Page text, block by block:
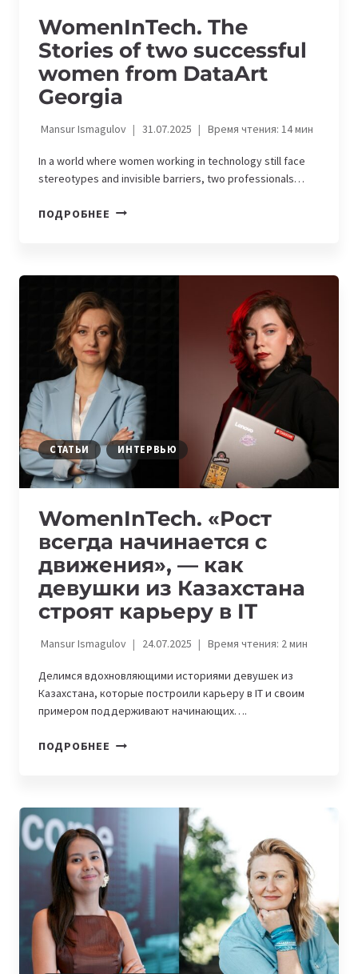
WomenInTech. The
Stories of two successful
women from DataArt
Georgia
Mansur Ismagulov 31.07.2025 Время чтения: 14мин
In a world where women working in technology still face
stereotypes and invisible barriers, two professionals…
ПОДРОБНЕЕ WOMENINTECH.
SUCCESSFUL
WOMEN
FROM
DATAART
GEORGIA
СТАТЬИ ИНТЕРВЬЮ
WomenInTech. «Рост
всегда начинается с
движения», — как
девушки из Казахстана
строят карьеру в IT
Mansur Ismagulov 24.07.2025 Время чтения: 2мин
Делимся вдохновляющими историями девушек из
Казахстана, которые построили карьеру в IT и своим
примером поддерживают начинающих….
ПОДРОБНЕЕ WOMENINTECH.
ДВИЖЕНИЯ»,
—
КАК
ДЕВУШКИ
ИЗ
КАЗАХСТАНА
СТРОЯТ
КАРЬЕРУ